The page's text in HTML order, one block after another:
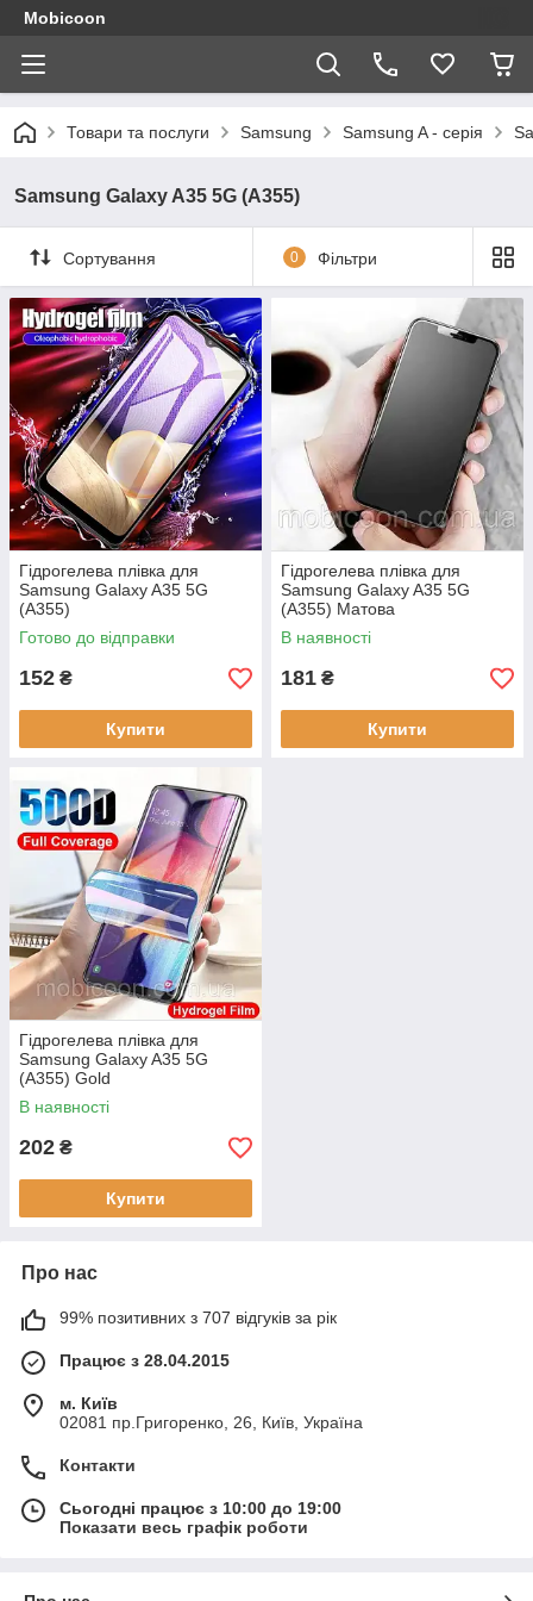
Mobicoon
Товари та послуги Samsung Samsung A - серія
Samsung Galaxy A35 5G (A355)
Сортування 0 Фільтри
Гідрогелева плівка для
Samsung Galaxy A35 5G
(A355)
Готово до відправки
152 ₴
Купити
Гідрогелева плівка для
Samsung Galaxy A35 5G
(A355) Матова
В наявності
181 ₴
Купити
Гідрогелева плівка для
Samsung Galaxy A35 5G
(A355) Gold
В наявності
202 ₴
Купити
Про нас
99% позитивних з 707 відгуків за рік
Працює з 28.04.2015
м. Київ
02081 пр.Григоренко, 26, Київ, Україна
Контакти
Сьогодні працює з 10:00 до 19:00
Показати весь графік роботи